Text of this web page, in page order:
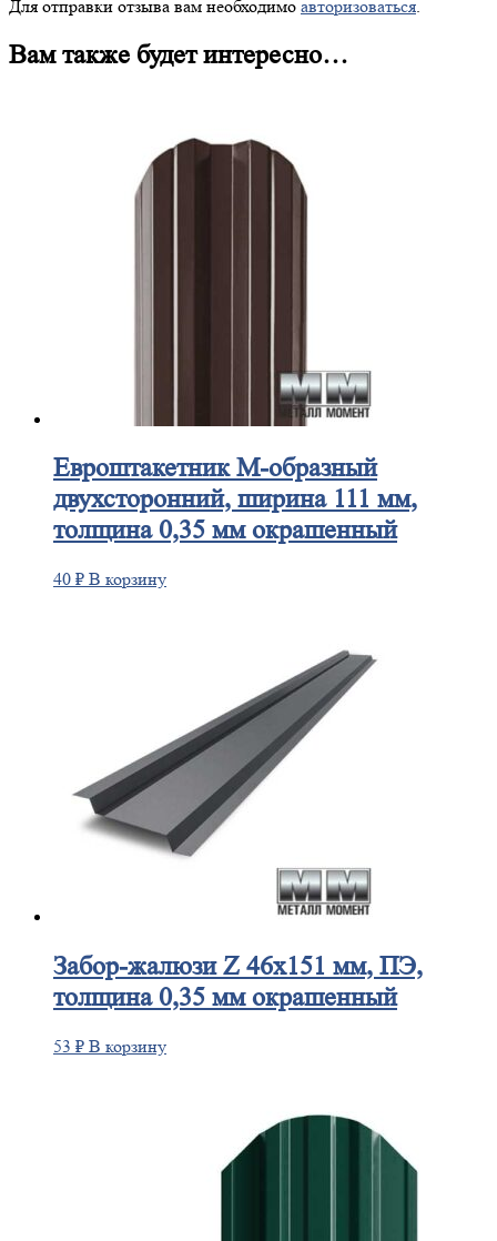
Для отправки отзыва вам необходимо авторизоваться
Вам также будет интересно…
ЕвроштакетникМ-образный
двухсторонний, ширина 111 мм,
толщина 0,35 мм окрашенный
40 ₽ В корзину
Забор-жалюзиZ 46х151 мм, ПЭ,
толщина 0,35 мм окрашенный
53 ₽ В корзину